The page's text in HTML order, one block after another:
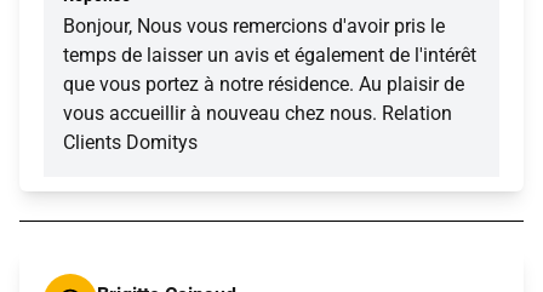
Bonjour, Nous vous remercions d'avoir pris le
temps de laisser un avis et également de l'intérêt
que vous portez à notre résidence. Au plaisir de
vous accueillir à nouveau chez nous. Relation
Clients Domitys